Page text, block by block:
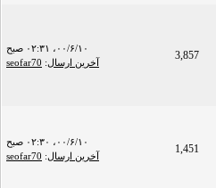
3,857
۰۰/۶/۱۰، ۰۲:۳۱ صبح
آخرین ارسال:
seofar70
1,451
۰۰/۶/۱۰، ۰۲:۳۰ صبح
آخرین ارسال:
seofar70